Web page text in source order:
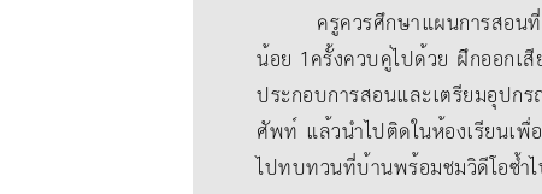
ครูควรศึกษาแผนการสอนที่แ
น้อย 1ครั้งควบคู่ไปด้วย ฝึกออกเ
ประกอบการสอนและเตรียมอุปก
ศัพท์ แล้วนําไปติดในห้องเรียนเ
ไปทบทวนที่บ้านพร้อมชมวิดีโอซ้ำ